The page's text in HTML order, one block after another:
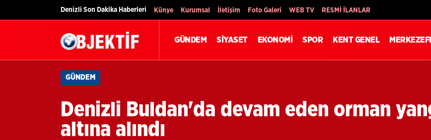
Denizli Son Dakika Haberleri Künye Kurumsal İletişim Foto Galeri WEB TV RESMİ İLANLAR
GÜNDEM SİYASET EKONOMİ SPOR KENT GENEL
GÜNDEM
Denizli Buldan'da devam eden orman
altına alındı